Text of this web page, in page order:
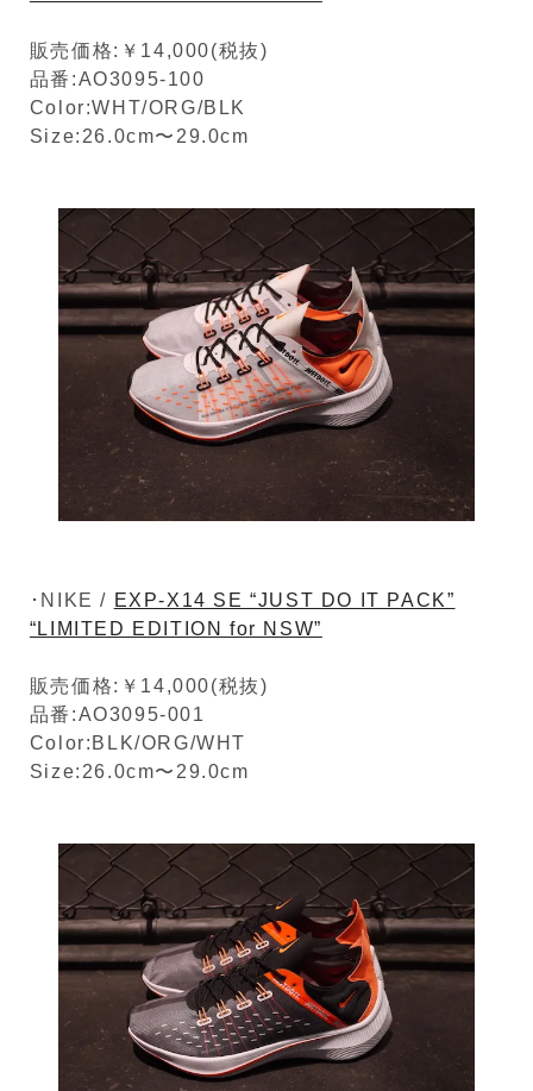
販売価格:￥14,000(税抜)
品番:AO3095-100
Color:WHT/ORG/BLK
Size:26.0cm〜29.0cm
･NIKE / EXP-X14 SE “JUST DO IT PACK”
“LIMITED EDITION for NSW”
販売価格:￥14,000(税抜)
品番:AO3095-001
Color:BLK/ORG/WHT
Size:26.0cm〜29.0cm